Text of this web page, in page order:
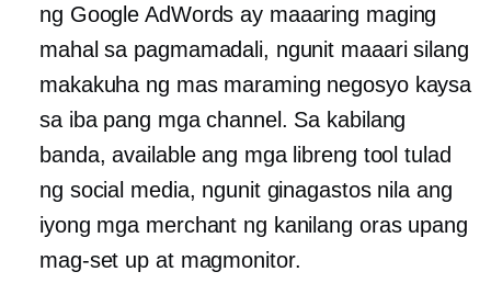
ng Google AdWords ay maaaring maging
mahal sa pagmamadali, ngunit maaari silang
makakuha ng mas maraming negosyo kaysa
sa iba pang mga channel. Sa kabilang
banda, available ang mga libreng tool tulad
ng social media, ngunit ginagastos nila ang
iyong mga merchant ng kanilang oras upang
mag-set up at magmonitor.